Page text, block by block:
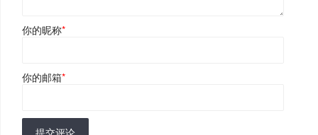
你的昵称*
你的邮箱*
提交评论